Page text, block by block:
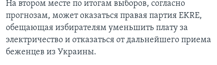
На втором месте по итогам выборов, согласно
прогнозам, может оказаться правая партия EKRE,
обещающая избирателям уменьшить плату за
электричество и отказаться от дальнейшего приема
беженцев из Украины.